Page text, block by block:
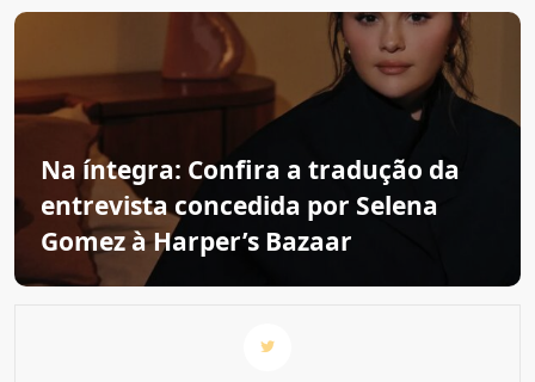
Na íntegra: Confira a tradução da
entrevista concedida por Selena
Gomez à Harper’s Bazaar